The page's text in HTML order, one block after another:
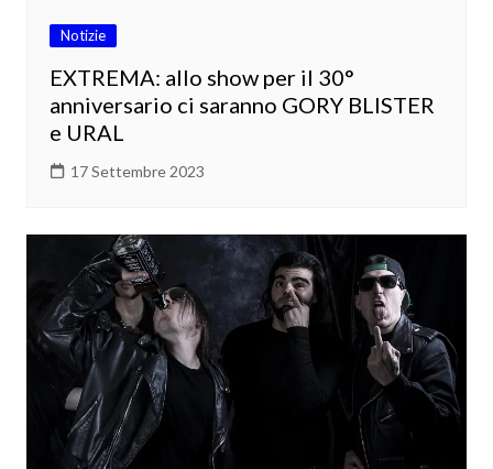
Notizie
EXTREMA: allo show per il 30°
anniversario ci saranno GORY BLISTER
e URAL
17 Settembre 2023